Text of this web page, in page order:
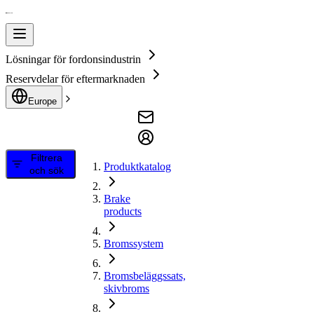
Lösningar för fordonsindustrin
Reservdelar för eftermarknaden
Europe
Filtrera
och sök
Produktkatalog
Brake
products
Bromssystem
Bromsbeläggssats,
skivbroms